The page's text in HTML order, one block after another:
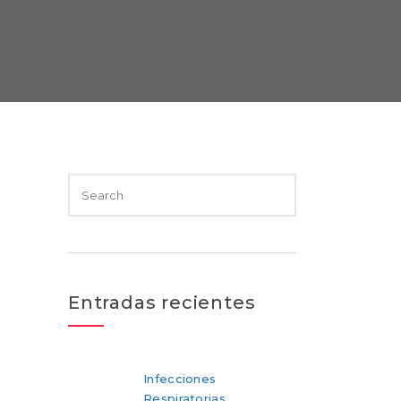
Entradas recientes
Infecciones